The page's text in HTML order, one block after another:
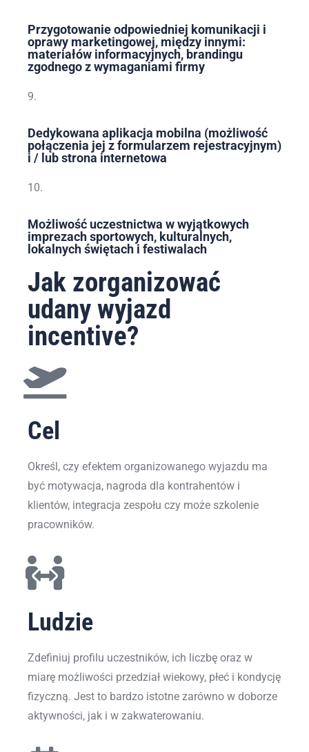
Przygotowanie odpowiedniej komunikacji i
oprawy marketingowej, między innymi:
materiałów informacyjnych, brandingu
zgodnego z wymaganiami firmy
9.
Dedykowana aplikacja mobilna (możliwość
połączenia jej z formularzem rejestracyjnym)
i / lub strona internetowa
10.
Możliwość uczestnictwa w wyjątkowych
imprezach sportowych, kulturalnych,
lokalnych świętach i festiwalach
Jak zorganizować
udany wyjazd
incentive?
Cel
Określ, czy efektem organizowanego wyjazdu ma
być motywacja, nagroda dla kontrahentów i
klientów, integracja zespołu czy może szkolenie
pracowników.
Ludzie
Zdefiniuj profilu uczestników, ich liczbę oraz w
miarę możliwości przedział wiekowy, płeć i kondycję
fizyczną. Jest to bardzo istotne zarówno w doborze
aktywności, jak i w zakwaterowaniu.